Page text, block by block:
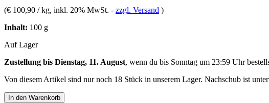
(€ 100,90 / kg, inkl. 20% MwSt. - zzgl. Versand )
Inhalt: 100 g
Auf Lager
Zustellung bis Dienstag, 11. August, wenn du bis Sonntag um 23:59 Uhr
Von diesem Artikel sind nur noch 18 Stück in unserem Lager. Nachschub ist
In den Warenkorb